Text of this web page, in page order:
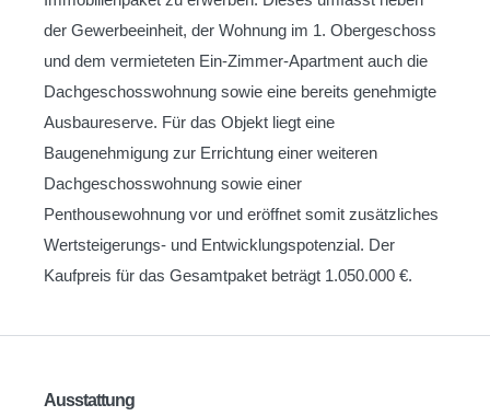
der Gewerbeeinheit, der Wohnung im 1. Obergeschoss
und dem vermieteten Ein-Zimmer-Apartment auch die
Dachgeschosswohnung sowie eine bereits genehmigte
Ausbaureserve. Für das Objekt liegt eine
Baugenehmigung zur Errichtung einer weiteren
Dachgeschosswohnung sowie einer
Penthousewohnung vor und eröffnet somit zusätzliches
Wertsteigerungs- und Entwicklungspotenzial. Der
Kaufpreis für das Gesamtpaket beträgt 1.050.000 €.
Ausstattung